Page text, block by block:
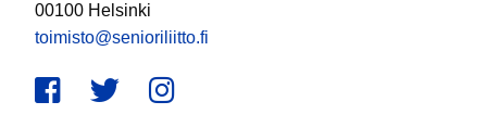
00100 Helsinki
toimisto@senioriliitto.fi
Facebook
TwitterInstagram